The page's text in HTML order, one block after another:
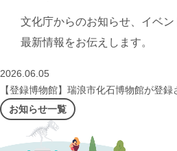
文化庁からのお知らせ、イベ
最新情報をお伝えします。
2026.06.05
【登録博物館】瑞浪市化石博物館が登録
お知らせ一覧